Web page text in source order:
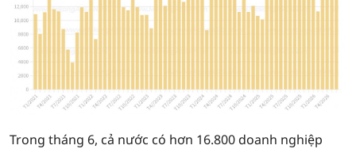
Trong tháng 6, cả nước có hơn 16.800 doanh nghiệp